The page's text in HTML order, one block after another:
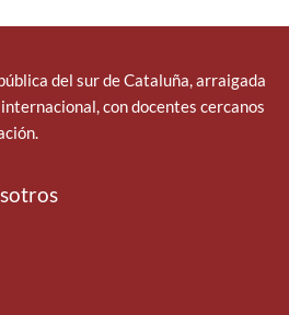
del sur de Cataluña, arraigada
con docentes cercanos